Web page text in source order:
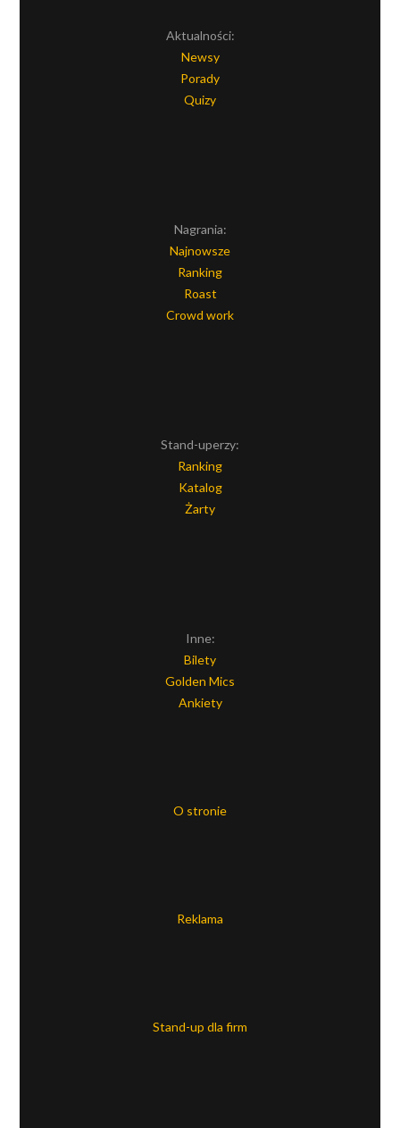
Aktualności:
Newsy
Porady
Quizy
Nagrania:
Najnowsze
Ranking
Roast
Crowd work
Stand-uperzy:
Ranking
Katalog
Żarty
Inne:
Bilety
Golden Mics
Ankiety
O stronie
Reklama
Stand-up dla firm